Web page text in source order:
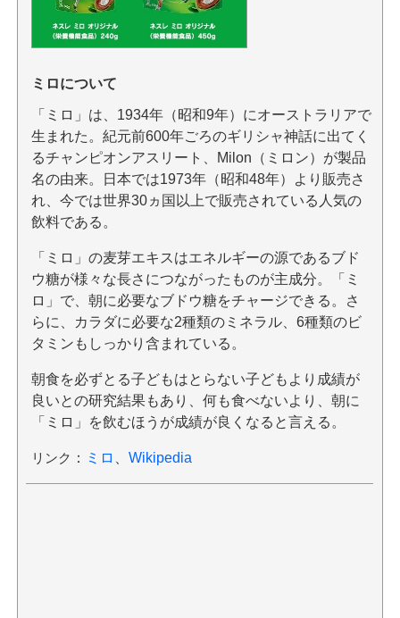
ミロについて
「ミロ」は、1934年（昭和9年）にオーストラリアで
生まれた。紀元前600年ごろのギリシャ神話に出てく
るチャンピオンアスリート、Milon（ミロン）が製品
名の由来。日本では1973年（昭和48年）より販売さ
れ、今では世界30ヵ国以上で販売されている人気の
飲料である。
「ミロ」の麦芽エキスはエネルギーの源であるブド
ウ糖が様々な長さにつながったものが主成分。「ミ
ロ」で、朝に必要なブドウ糖をチャージできる。さ
らに、カラダに必要な2種類のミネラル、6種類のビ
タミンもしっかり含まれている。
朝食を必ずとる子どもはとらない子どもより成績が
良いとの研究結果もあり、何も食べないより、朝に
「ミロ」を飲むほうが成績が良くなると言える。
リンク ： ミロ Wikipedia